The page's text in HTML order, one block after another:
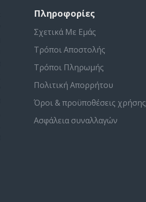
Πληροφορίες
Σχετικά Με Εμάς
Τρόποι Αποστολής
Τρόποι Πληρωμής
Πολιτική Απορρήτου
Όροι & προϋποθέσεις χρήσης
Ασφάλεια συναλλαγών